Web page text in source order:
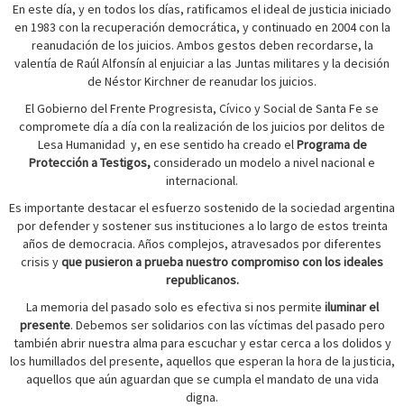
En este día, y en todos los días, ratificamos el ideal de justicia iniciado
en 1983 con la recuperación democrática, y continuado en 2004 con la
reanudación de los juicios. Ambos gestos deben recordarse, la
valentía de Raúl Alfonsín al enjuiciar a las Juntas militares y la decisión
de Néstor Kirchner de reanudar los juicios.
El Gobierno del Frente Progresista, Cívico y Social de Santa Fe se
compromete día a día con la realización de los juicios por delitos de
Lesa Humanidad y, en ese sentido ha creado elPrograma de
Protección a Testigos,considerado un modelo a nivel nacional e
internacional.
Es importante destacar el esfuerzo sostenido de la sociedad argentina
por defender y sostener sus instituciones a lo largo de estos treinta
años de democracia. Años complejos, atravesados por diferentes
crisis yque pusieron a prueba nuestro compromiso con los ideales
republicanos.
La memoria del pasado solo es efectiva si nos permite iluminar el
presente. Debemos ser solidarios con las víctimas del pasado pero
también abrir nuestra alma para escuchar y estar cerca a los dolidos y
los humillados del presente, aquellos que esperan la hora de la justicia,
aquellos que aún aguardan que se cumpla el mandato de una vida
digna.